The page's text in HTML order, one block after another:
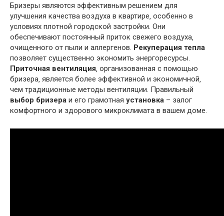
Бризеры являются эффективным решением для
улучшения качества воздуха в квартире‚ особенно в
условиях плотной городской застройки. Они
обеспечивают постоянный приток свежего воздуха‚
очищенного от пыли и аллергенов. Рекуперация тепла
позволяет существенно экономить энергоресурсы.
Приточная вентиляция‚ организованная с помощью
бризера‚ является более эффективной и экономичной‚
чем традиционные методы вентиляции. Правильный
выбор бризера и его грамотная установка – залог
комфортного и здорового микроклимата в вашем доме.